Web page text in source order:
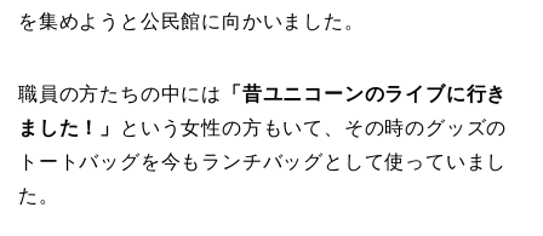
を集めようと公民館に向かいました。
職員の方たちの中には
「昔ユニコーンのライブに行き
ました！」
という女性の方もいて、その時のグッズの
トートバッグを今もランチバッグとして使っていまし
た。